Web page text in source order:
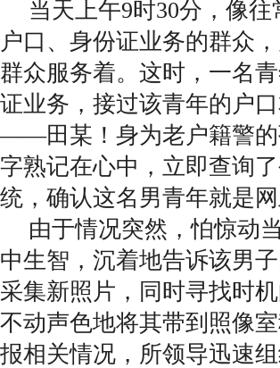
当天上午9时30分，像
户口、身份证业务的群众
群众服务着。这时，一名
证业务，接过该青年的户
——田某！身为老户籍警的
字熟记在心中，立即查询
统，确认这名男青年就是网
由于情况突然，怕惊动
中生智，沉着地告诉该男
采集新照片，同时寻找时
不动声色地将其带到照像
报相关情况，所领导迅速